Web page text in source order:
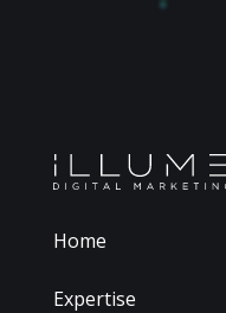
Home
Expertise